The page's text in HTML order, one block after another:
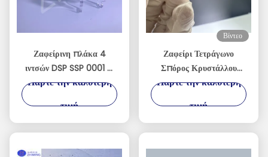
Ζαφείρινη πλάκα 4
ιντσών DSP SSP 0001 C
Πλάνο Αποδέχομαι
Πάρτε την καλύτερη
τιμή
Βίντεο
Ζαφείρι Τετράγωνο
Σπόρος Κρυστάλλου
Ακριβείας
Πάρτε την καλύτερη
τιμή